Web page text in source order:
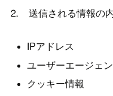
⒉ 送信される情報の
IPアドレス
ユーザーエージェン
クッキー情報